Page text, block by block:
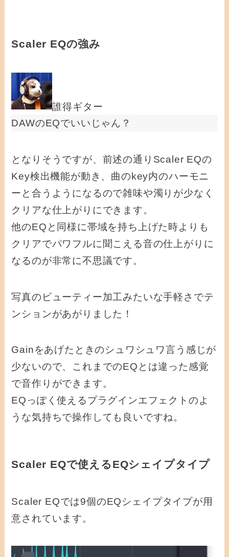
Scaler EQの強み
誰得ギター
DAWのEQでいいじゃん？
となりそうですが、前述の通りScaler EQの
Key検出機能が動き、 曲のkey内のハーモニ
ーと合うようになるので雑味や濁りが少なく
クリアな仕上がりにできます。
他のEQと同様に帯域を持ち上げた時よりも
クリアでパワフルに聞こえる音の仕上がりに
なるのが非常に不思議です。
写真のビューティー加工みたいな手軽さでテ
ンションがあがりました！
Gainをあげたときのシュワシュワ言う感じが
少ないので、これまでのEQとは違った感覚
で音作りができます。
EQっぽく使えるプラグインエフェクトのよ
うな気持ちで操作しても良いですね。
Scaler EQで使えるEQシェイプタイプ
Scaler EQでは9個のEQシェイプタイプが用
意されています。